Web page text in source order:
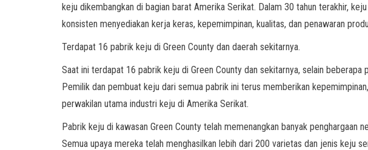
keju dikembangkan di bagian barat Amerika Serikat. Dalam 30 tahun terakhir,
konsisten menyediakan kerja keras, kepemimpinan, kualitas, dan penawaran
Terdapat 16 pabrik keju di Green County dan daerah sekitarnya.
Saat ini terdapat 16 pabrik keju di Green County dan sekitarnya, selain
Pemilik dan pembuat keju dari semua pabrik ini terus memberikan
perwakilan utama industri keju di Amerika Serikat.
Pabrik keju di kawasan Green County telah memenangkan banyak penghargaan
Semua upaya mereka telah menghasilkan lebih dari 200 varietas dan jenis keju